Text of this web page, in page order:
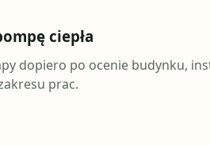
ciepła
dopiero po ocenie budynku,
prac.